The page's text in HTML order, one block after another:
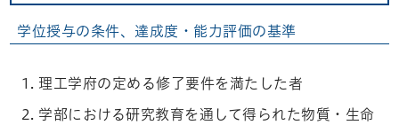
学位授与の条件、達成度・能力評価の基準
理工学府の定める修了要件を満たした者
学部における研究教育を通して得られた物質・生命